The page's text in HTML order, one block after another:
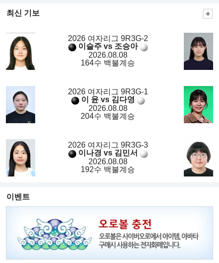
최신 기보
2026 여자리그 9R3G-2
이슬주 vs 조승아
2026.08.08
164수 백불계승
2026 여자리그 9R3G-1
이 윤 vs 김다영
2026.08.08
204수 백불계승
2026 여자리그 9R3G-3
이나경 vs 김민서
2026.08.08
192수 백불계승
이벤트